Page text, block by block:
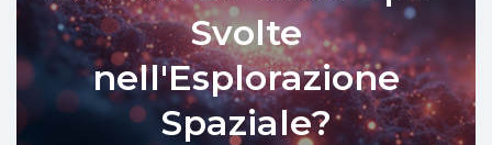
Svolte
nell'Esplorazione
Spaziale?